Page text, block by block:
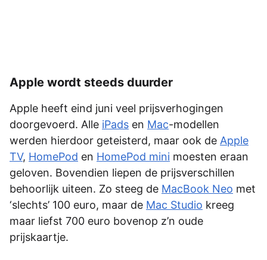
Apple wordt steeds duurder
Apple heeft eind juni veel prijsverhogingen
doorgevoerd. Alle iPads en Mac-modellen
werden hierdoor geteisterd, maar ook de Apple
TV, HomePod en HomePod mini moesten eraan
geloven. Bovendien liepen de prijsverschillen
behoorlijk uiteen. Zo steeg de MacBook Neo met
‘slechts’ 100 euro, maar de Mac Studio kreeg
maar liefst 700 euro bovenop z’n oude
prijskaartje.